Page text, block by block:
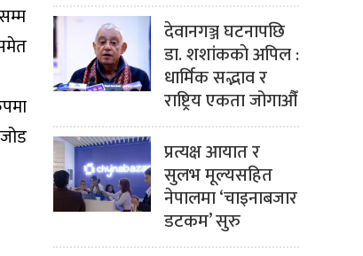
देवानगञ्ज घटनापछि
डा. शशांककाे अपिल :
धार्मिक सद्भाव र
राष्ट्रिय एकता जोगाऔँ
प्रत्यक्ष आयात र
सुलभ मूल्यसहित
नेपालमा ‘चाइनाबजार
डटकम’ सुरु